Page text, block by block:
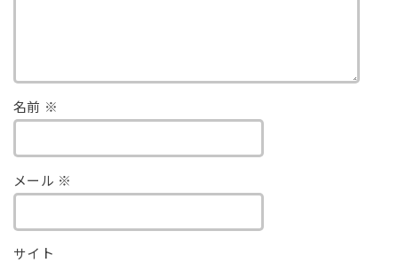
名前 ※
メール ※
サイト